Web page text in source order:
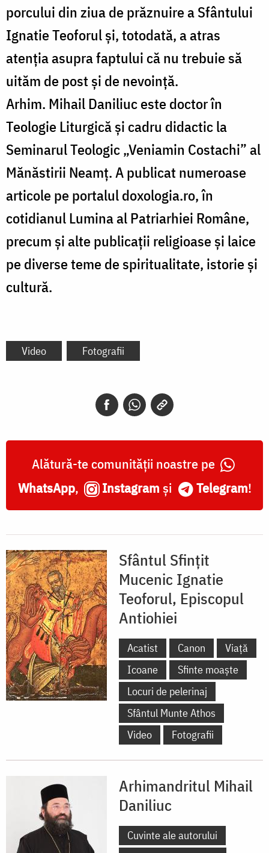
porcului din ziua de prăznuire a Sfântului
Ignatie Teoforul și, totodată, a atras
atenția asupra faptului că nu trebuie să
uităm de post și de nevoință.
Arhim. Mihail Daniliuc este doctor în
Teologie Liturgică și cadru didactic la
Seminarul Teologic „Veniamin Costachi” al
Mănăstirii Neamț. A publicat numeroase
articole pe portalul doxologia.ro, în
cotidianul Lumina al Patriarhiei Române,
precum și alte publicații religioase și laice
pe diverse teme de spiritualitate, istorie și
cultură.
Video Fotografii
Alătură-te comunității noastre pe
WhatsApp, Instagram și Telegram!
Sfântul Sfințit
Mucenic Ignatie
Teoforul, Episcopul
Antiohiei
Acatist Canon
Viață
Icoane
Sfinte moaște
Locuri de pelerinaj
Sfântul Munte Athos
Video
Fotografii
Arhimandritul Mihail
Daniliuc
Cuvinte ale autorului